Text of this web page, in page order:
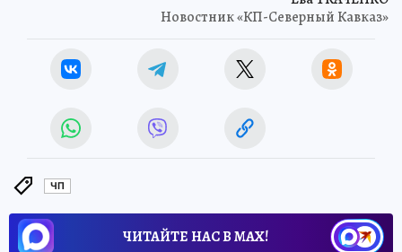
Новостник «КП-Северный Кавказ»
ЧП
ЧИТАЙТЕ НАС В МАХ!